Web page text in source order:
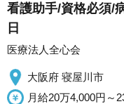
看護助手/資格必須/
日
医療法人全心会
大阪府 寝屋川市
月給20万4,000円～